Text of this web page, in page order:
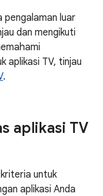
luar
dan mengikuti
aplikasi TV, tinjau
.
aplikasi TV
untuk
aplikasi Anda